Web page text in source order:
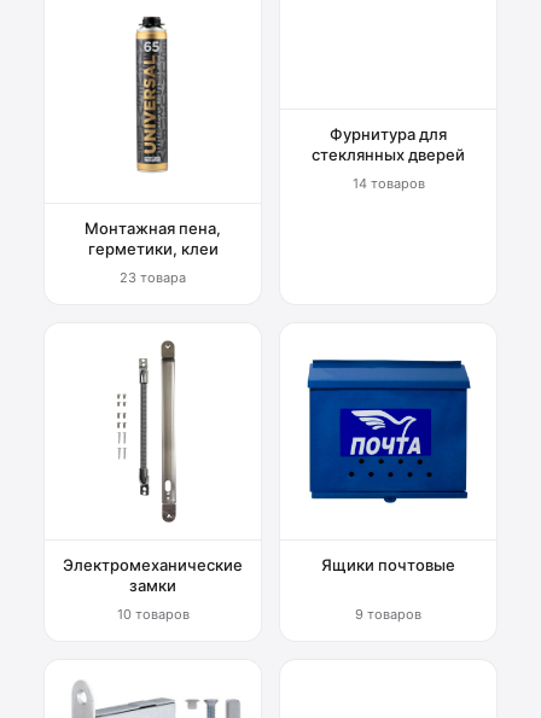
Монтажная пена,
герметики, клеи
23 товара
Фурнитура для
стеклянных дверей
14 товаров
Электромеханические
замки
10 товаров
Ящики почтовые
9 товаров